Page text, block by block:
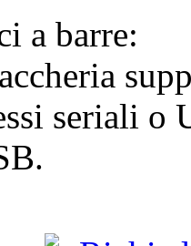
a barre:
seriali o